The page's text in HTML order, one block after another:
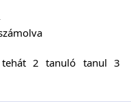
2 tanuló tanul 3